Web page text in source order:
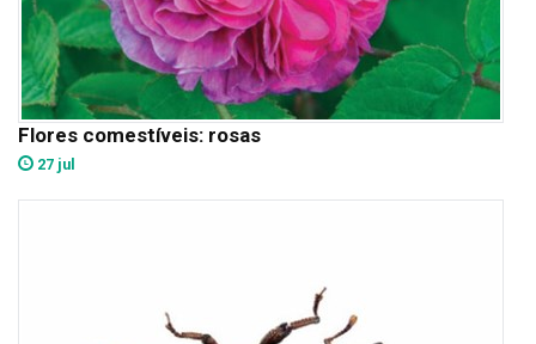
Flores comestíveis: rosas
27 jul